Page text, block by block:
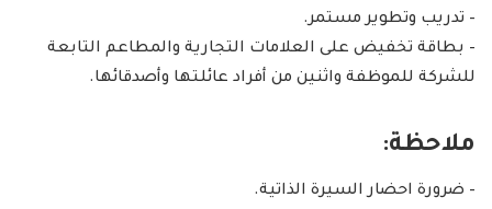
– تدريب وتطوير مستمر.
– بطاقة تخفيض على العلامات التجارية والمطاعم التابعة
للشركة للموظفة واثنين من أفراد عائلتها وأصدقائها.
ملاحظة:
– ضرورة احضار السيرة الذاتية.